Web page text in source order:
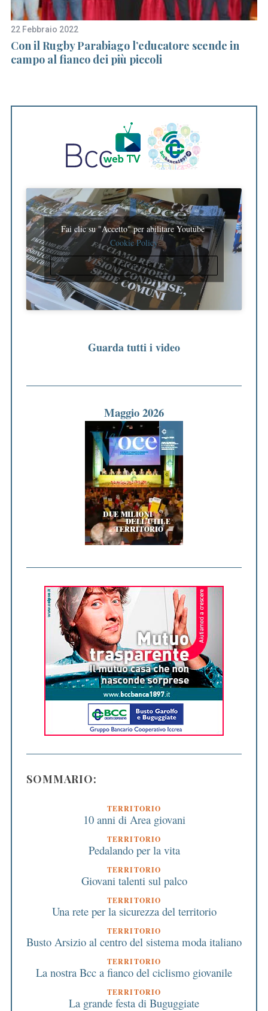
22 Febbraio 2022
Con il Rugby Parabiago l’educatore scende in
campo al fianco dei più piccoli
Fai clic su "Accetto" per abilitare Youtube
Cookie Policy
ACCETTO
Guarda tutti i video
Maggio 2026
SOMMARIO:
TERRITORIO
10 anni di Area giovani
TERRITORIO
Pedalando per la vita
TERRITORIO
Giovani talenti sul palco
TERRITORIO
Una rete per la sicurezza del territorio
TERRITORIO
Busto Arsizio al centro del sistema moda italiano
TERRITORIO
La nostra Bcc a fianco del ciclismo giovanile
TERRITORIO
La grande festa di Buguggiate
f
o
r
: